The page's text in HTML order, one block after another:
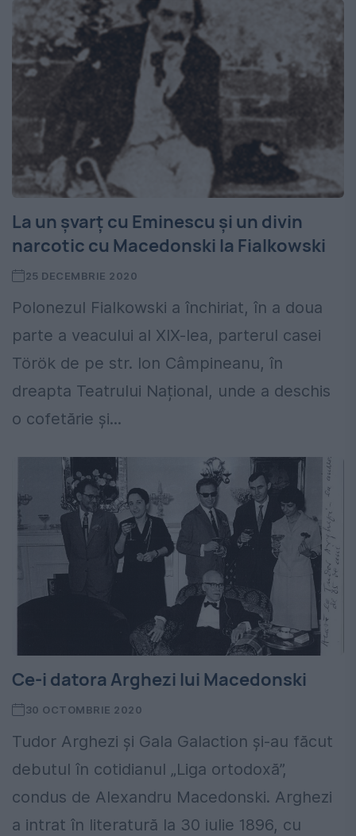
La un șvarț cu Eminescu și un divin
narcotic cu Macedonski la Fialkowski
25 DECEMBRIE 2020
Polonezul Fialkowski a închiriat, în a doua
parte a veacului al XIX-lea, parterul casei
Török de pe str. Ion Câmpineanu, în
dreapta Teatrului Național, unde a deschis
o cofetărie și...
Ce-i datora Arghezi lui Macedonski
30 OCTOMBRIE 2020
Tudor Arghezi şi Gala Galaction și-au făcut
debutul în cotidianul „Liga ortodoxă”,
condus de Alexandru Macedonski. Arghezi
a intrat în literatură la 30 iulie 1896, cu